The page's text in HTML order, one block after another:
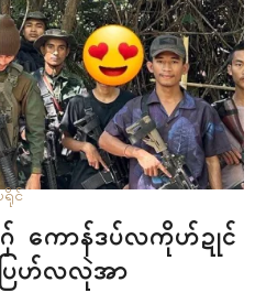
ရိုၚ်
ေံဂှ် ကောန်ဒပ်လကိုဟ်ဍုၚ်
ြဟ်လလုဲအာ